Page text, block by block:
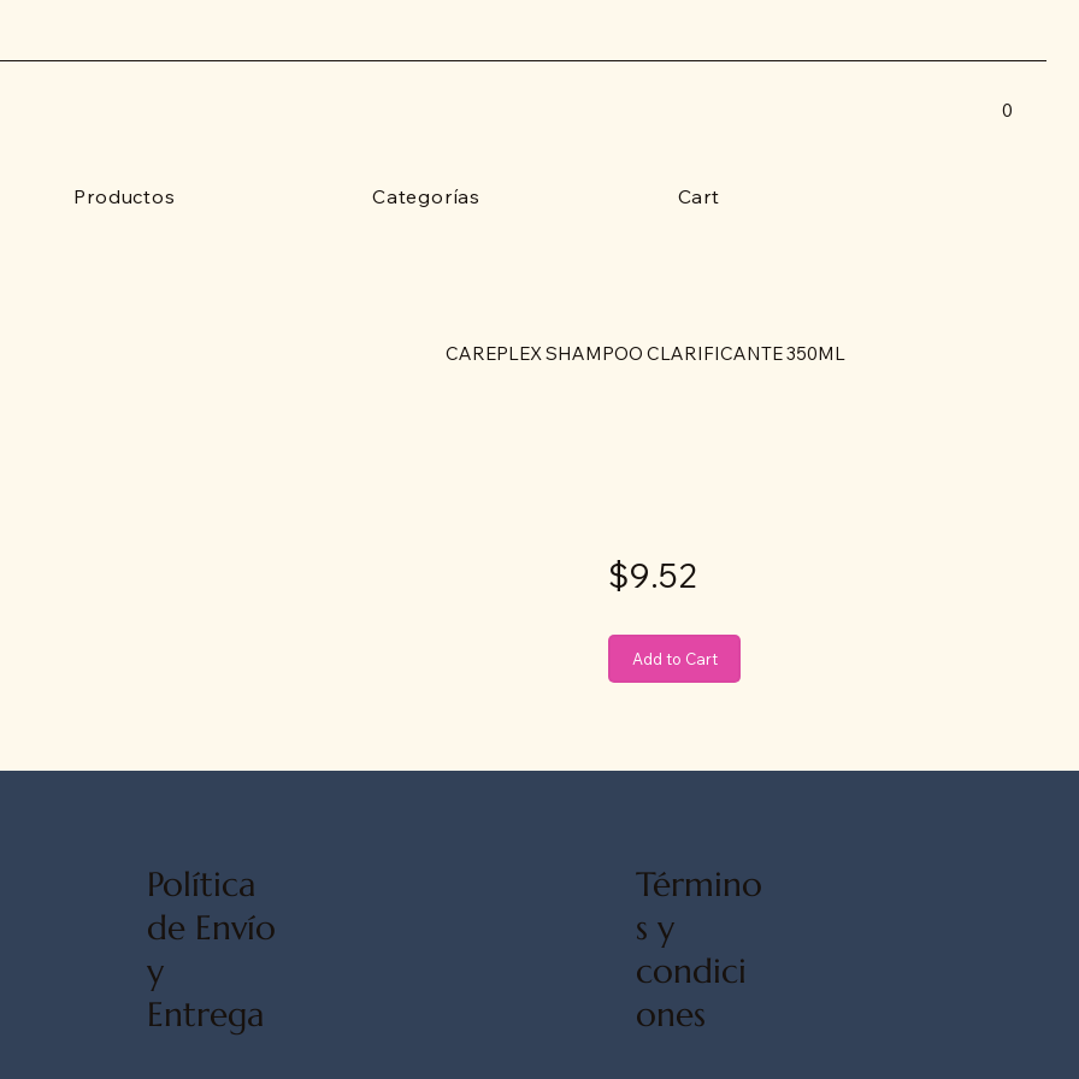
Productos Categorías Cart
0
Add to Cart
CAREPLEX SHAMPOO CLARIFICANTE 350ML
$9.52
Término
s y
condici
ones
Política
de Envío
y
Entrega